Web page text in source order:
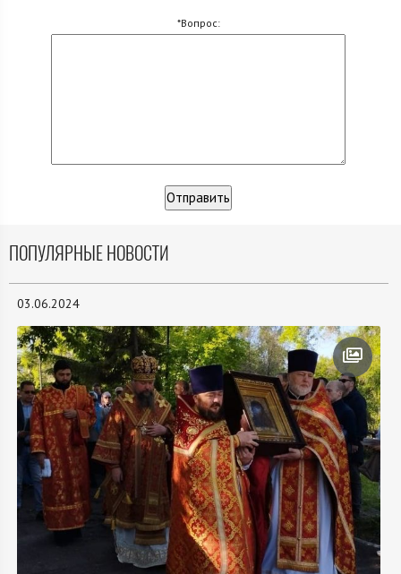
*Вопрос:
ПОПУЛЯРНЫЕ НОВОСТИ
03.06.2024